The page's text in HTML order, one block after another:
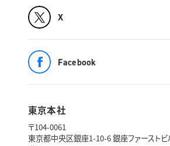
X
Facebook
東京本社
〒104-0061
東京都中央区銀座1-10-6 銀座ファーストビ